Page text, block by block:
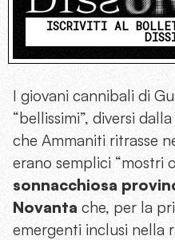
ISCRIVITI AL
I giovani cannibali di
“bellissimi”, diversi
che Ammaniti ritrasse
erano semplici “mostri
sonnacchiosa
Novanta che, per la
emergenti inclusi